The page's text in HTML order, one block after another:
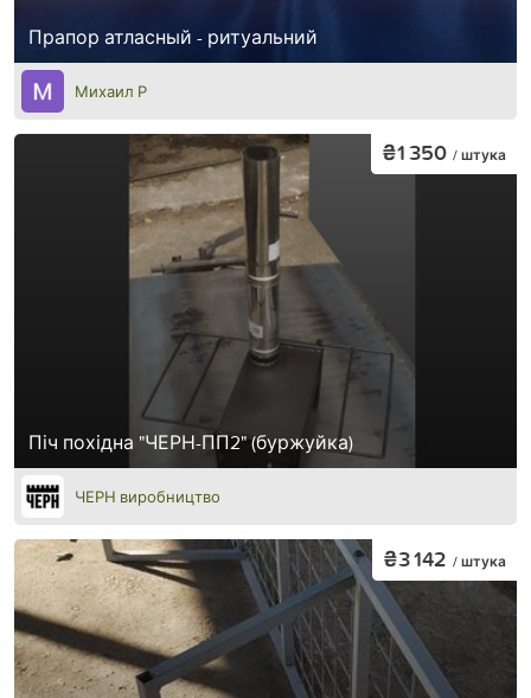
Прапор атласный - ритуальний
Михаил Р
Піч похідна "ЧЕРН-ПП2" (буржуйка)
₴1 350 / штука
ЧЕРН виробництво
₴3 142 / штука